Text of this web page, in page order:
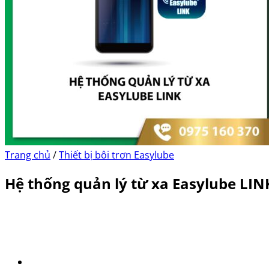
Trang chủ /Thiết bị bôi trơn Easylube
Hệ thống quản lý từ xa Easylube